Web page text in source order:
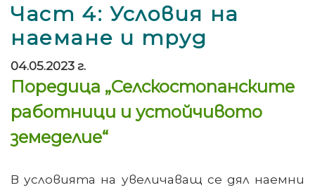
Част 4: Условия на
наемане и труд
04.05.2023 г.
Поредица „Селскостопанските
работници и устойчивото
земеделие“
В условията на увеличаващ се дял наемни